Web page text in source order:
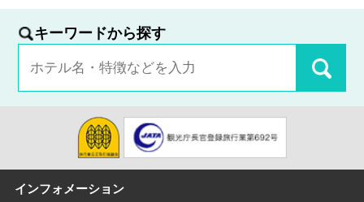
キーワードから探す
インフォメーション